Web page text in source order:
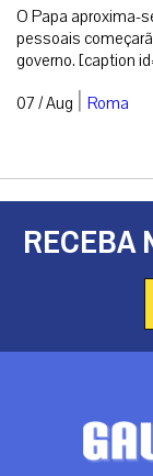
O Papa aproxima-
pessoais
governo. [caption
07 / Aug | Roma
RECEBA